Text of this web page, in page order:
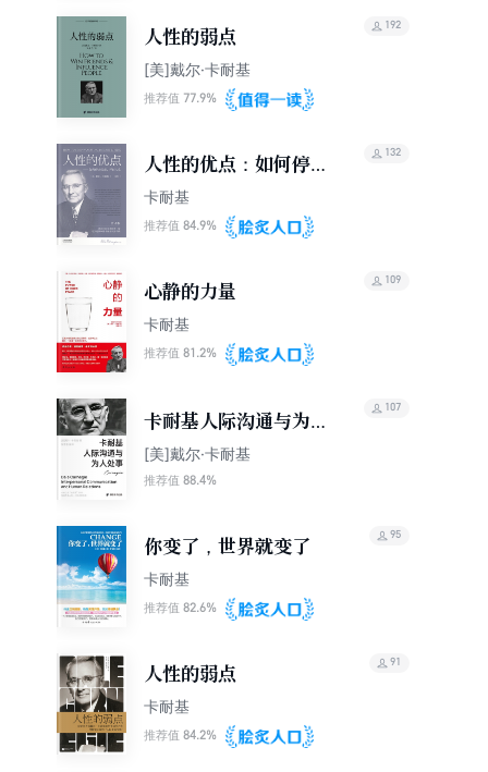
人性的弱点
[美]戴尔·卡耐基
推荐值 77.9%
192
人性的优点：如何停止
忧虑，开创人生（果麦
经典）
卡耐基
推荐值 84.9%
132
心静的力量
卡耐基
推荐值 81.2%
109
卡耐基人际沟通与为人
处事
[美]戴尔·卡耐基
推荐值 88.4%
107
你变了，世界就变了
卡耐基
推荐值 82.6%
95
人性的弱点
卡耐基
推荐值 84.2%
91